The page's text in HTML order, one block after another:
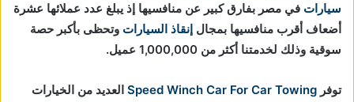
سيارات في مصر بفارق كبير عن منافسيها إذ يبلغ عدد عملائها عشرة
أضعاف أقرب منافسيها بمجال إنقاذ السيارات وتحظى بأكبر حصة
سوقية وذلك لخدمتنا أكثر من 1,000,000 عميل.
توفر Speed Winch Car For Car Towing العديد من الخيارات